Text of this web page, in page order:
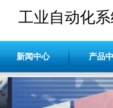
工业自动化
新闻中心 产品